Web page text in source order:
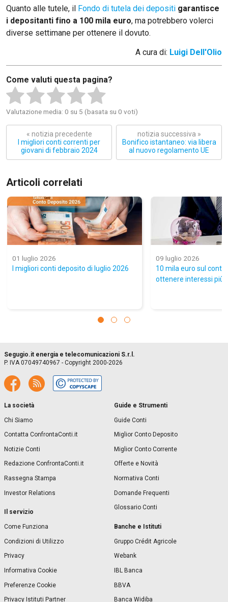
Quanto alle tutele, il Fondo di tutela dei depositi garantisce
i depositanti fino a 100 mila euro, ma potrebbero volerci
diverse settimane per ottenere il dovuto.
A cura di: Luigi Dell'Olio
Come valuti questa pagina?
Valutazione media: 0 su 5 (basata su 0 voti)
« notizia precedente
I migliori conti correnti per
giovani di febbraio 2024
notizia successiva »
Bonifico istantaneo: via libera
al nuovo regolamento UE
Articoli correlati
01 luglio 2026
I migliori conti deposito di luglio 2026
09 luglio 2026
10 mila euro sul
ottenere interessi più
La società
Chi Siamo
Contatta ConfrontaConti.it
Notizie Conti
Redazione ConfrontaConti.it
Rassegna Stampa
Investor Relations
Il servizio
Come Funziona
Condizioni di Utilizzo
Privacy
Informativa Cookie
Preferenze Cookie
Privacy Istituti Partner
Guide e Strumenti
Guide Conti
Miglior Conto Deposito
Miglior Conto Corrente
Offerte e Novità
Normativa Conti
Domande Frequenti
Glossario Conti
Banche e Istituti
Gruppo Crédit Agricole
Webank
IBL Banca
BBVA
Banca Widiba
Segugio.it energia e telecomunicazioni S.r.l.
P. IVA 07049740967 - Copyright 2000-2026